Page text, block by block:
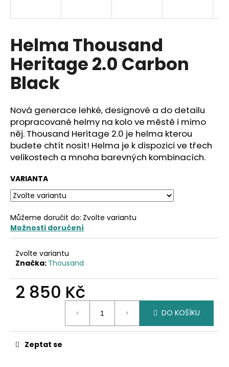
Helma Thousand
Heritage 2.0 Carbon
Black
Nová generace lehké, designové a do detailu
propracované helmy na kolo ve městě i mimo
něj. Thousand Heritage 2.0 je helma kterou
budete chtít nosit! Helma je k dispozici ve třech
velikostech a mnoha barevných kombinacích.
VARIANTA
Můžeme doručit do: Zvolte variantu
Možnosti doručení
Zvolte variantu
Značka: Thousand
2 850 Kč
DO KOŠÍKU
Zeptat se
í
t
?
HLEDAT
D
o
p
o
u
č
u
e
m